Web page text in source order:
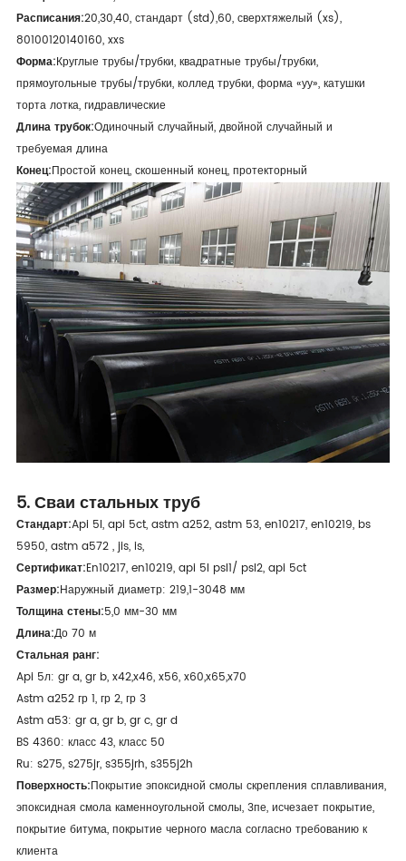
Расписания:20,30,40, стандарт (std),60, сверхтяжелый (xs),
80100120140160, xxs
Форма:Круглые трубы/трубки, квадратные трубы/трубки,
прямоугольные трубы/трубки, коллед трубки, форма «уу», катушки
торта лотка, гидравлические
Длина трубок:Одиночный случайный, двойной случайный и
требуемая длина
Конец:Простой конец, скошенный конец, протекторный
5. Сваи стальных труб
Стандарт:Api 5l, api 5ct, astm a252, astm 53, en10217, en10219, bs
5950, astm a572 , jis, is,
Сертификат:En10217, en10219, api 5l psl1/ psl2, api 5ct
Размер:Наружный диаметр: 219,1-3048 мм
Толщина стены:5,0 мм-30 мм
Длина:До 70 м
Стальная ранг:
Api 5л: gr a, gr b, x42,x46, x56, x60,x65,x70
Astm a252 гр 1, гр 2, гр 3
Astm a53: gr a, gr b, gr c, gr d
BS 4360: класс 43, класс 50
Ru: s275, s275jr, s355jrh, s355j2h
Поверхность:Покрытие эпоксидной смолы скрепления сплавливания,
эпоксидная смола каменноугольной смолы, 3пе, исчезает покрытие,
покрытие битума, покрытие черного масла согласно требованию к
клиента